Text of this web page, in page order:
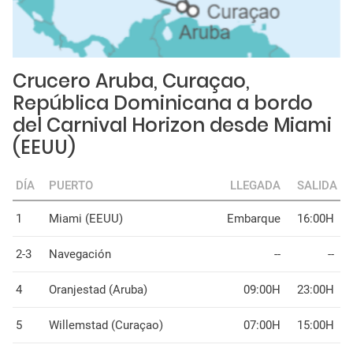
Crucero Aruba, Curaçao,
República Dominicana a bordo
del Carnival Horizon desde Miami
(EEUU)
DÍA PUERTO LLEGADA SALIDA
1 Miami (EEUU) Embarque 16:00H
2-3 Navegación -- --
4 Oranjestad (Aruba) 09:00H 23:00H
5 Willemstad (Curaçao) 07:00H 15:00H